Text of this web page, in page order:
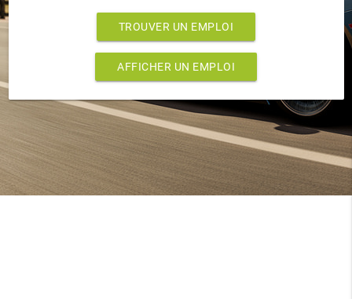
TROUVER UN EMPLOI
AFFICHER UN EMPLOI